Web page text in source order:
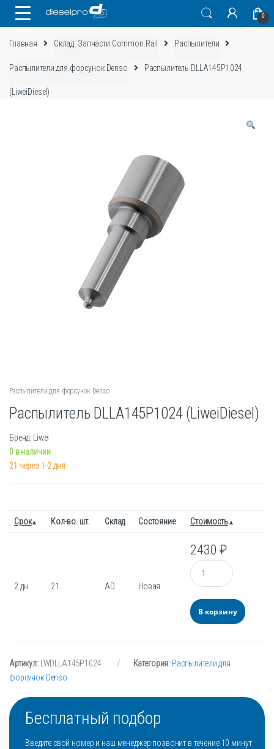
0
Главная Склад: Запчасти Common Rail Распылители
Распылители для форсунок Denso Распылитель DLLA145P1024
(LiweiDiesel)
Распылители для форсунок Denso
Распылитель DLLA145P1024 (LiweiDiesel)
Бренд: Liwei
0 в наличии
21 через 1-2 дня
Срок Кол-во. шт. Склад Состояние Стоимость
2 дн 21 AD Новая
2430₽
Количество
В корзину
Артикул: LWDLLA145P1024 Категория: Распылители для
форсунок Denso
Бесплатный подбор
Введите свой номер и наш менеджер позвонит в течение 10 минут